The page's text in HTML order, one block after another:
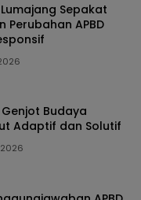
Sepakat
Perubahan APBD
Budaya
Adaptif dan Solutif